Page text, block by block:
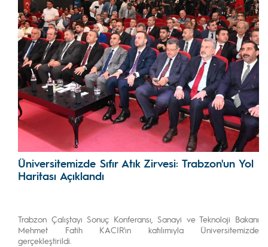
Üniversitemizde Sıfır Atık Zirvesi: Trabzon'un Yol
Haritası Açıklandı
Trabzon Çalıştayı Sonuç Konferansı, Sanayi ve Teknoloji Bakanı
Mehmet Fatih KACIR'ın katılımıyla Üniversitemizde
gerçekleştirildi.